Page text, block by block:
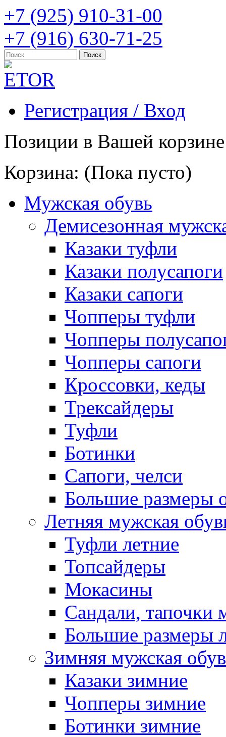
+7 (925) 910-31-00
+7 (916) 630-71-25
Регистрация / Вход
Позиции в Вашей
Корзина: (Пока пусто)
Мужская обувь
Демисезонная
Казаки туфли
Казаки полусапоги
Казаки сапоги
Чопперы туфли
Чопперы
Чопперы сапоги
Кроссовки, кеды
Трексайдеры
Туфли
Ботинки
Сапоги, челси
Большие размеры
Летняя мужская
Туфли летние
Топсайдеры
Мокасины
Сандали, тапочки
Большие размеры
Зимняя мужская
Казаки зимние
Чопперы зимние
Ботинки зимние